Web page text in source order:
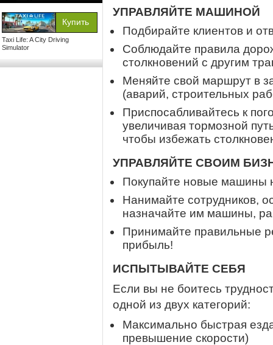
Taxi Life: A City Driving
Simulator
УПРАВЛЯЙТЕ МАШИНОЙ
Подбирайте клиентов и
Соблюдайте правила
столкновений с другим
Меняйте свой маршрут в
(аварий, строительных
Приспосабливайтесь к
увеличивая тормозной
чтобы избежать
УПРАВЛЯЙТЕ СВОИМ
Покупайте новые машины
Нанимайте сотрудников,
назначайте им машины,
Принимайте правильные
прибыль!
ИСПЫТЫВАЙТЕ СЕБЯ
Если вы не боитесь
одной из двух категорий:
Максимально быстрая
превышение скорости)